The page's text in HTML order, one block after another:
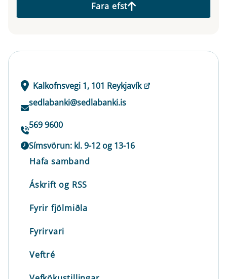
Fara efst
Kalkofnsvegi 1, 101 Reykjavík
sedlabanki@sedlabanki.is
569 9600
Símsvörun: kl. 9-12 og 13-16
Hafa samband
Áskrift og RSS
Fyrir fjölmiðla
Fyrirvari
Veftré